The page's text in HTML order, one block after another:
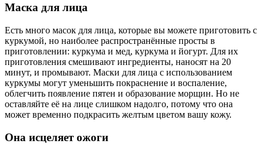
Маска для лица
Есть много масок для лица, которые вы можете приготовить с
куркумой, но наиболее распространённые просты в
приготовлении: куркума и мед, куркума и йогурт. Для их
приготовления смешивают ингредиенты, наносят на 20
минут, и промывают. Маски для лица с использованием
куркумы могут уменьшить покраснение и воспаление,
облегчить появление пятен и образование морщин. Но не
оставляйте её на лице слишком надолго, потому что она
может временно подкрасить желтым цветом вашу кожу.
Она исцеляет ожоги